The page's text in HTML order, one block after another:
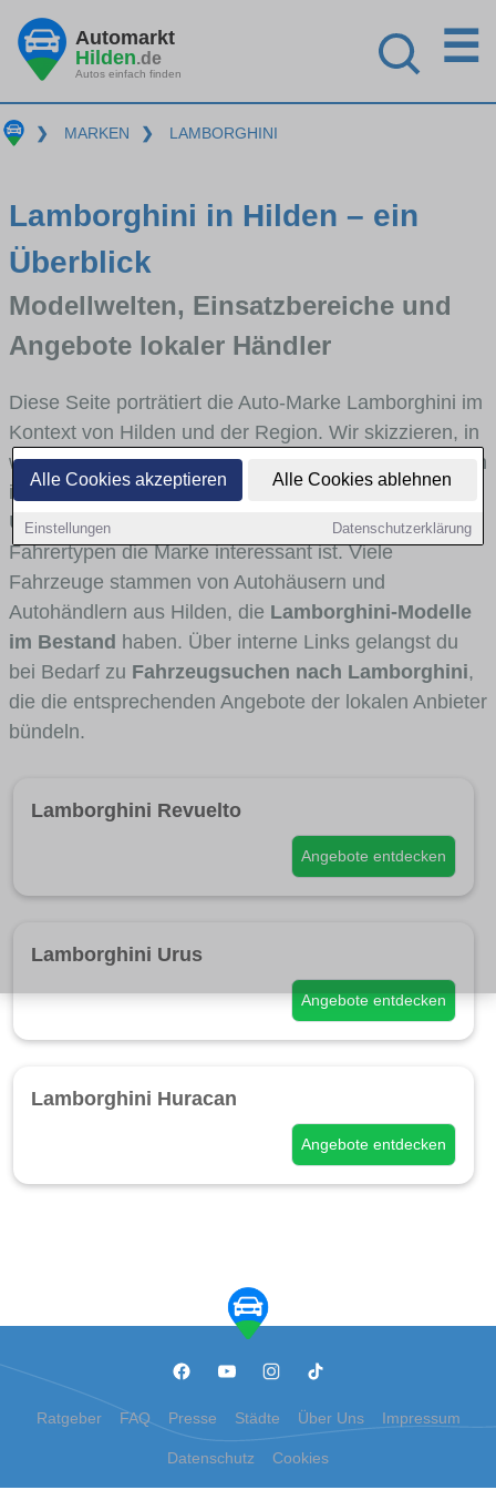
Alle Cookies akzeptieren Alle Cookies ablehnen
Einstellungen Datenschutzerklärung
Automarkt
Hilden.de
Autos einfach finden
☰
❯ MARKEN ❯ LAMBORGHINI
Lamborghini in Hilden – ein
Überblick
Modellwelten, Einsatzbereiche und
Angebote lokaler Händler
Diese Seite porträtiert die Auto-Marke Lamborghini im
Kontext von Hilden und der Region. Wir skizzieren, in
welchen Fahrzeugklassen Lamborghini stark vertreten
ist, welche Modellreihen häufig im Stadt- und
Umlandverkehr zu sehen sind und für welche
Fahrertypen die Marke interessant ist. Viele
Fahrzeuge stammen von Autohäusern und
Autohändlern aus Hilden, die Lamborghini-Modelle
im Bestand haben. Über interne Links gelangst du
bei Bedarf zu Fahrzeugsuchen nach Lamborghini,
die die entsprechenden Angebote der lokalen Anbieter
bündeln.
Lamborghini Revuelto
Angebote entdecken
Lamborghini Urus
Angebote entdecken
Lamborghini Huracan
Angebote entdecken
Ratgeber FAQ Presse Städte Über Uns Impressum
Datenschutz Cookies